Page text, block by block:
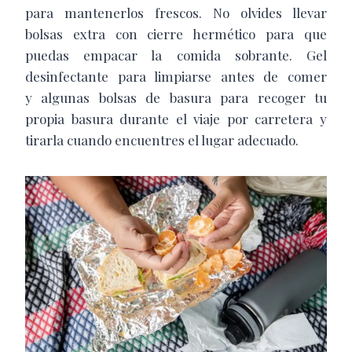
para mantenerlos frescos. No olvides llevar
bolsas extra con cierre hermético para que
puedas empacar la comida sobrante. Gel
desinfectante para limpiarse antes de comer
y algunas bolsas de basura para recoger tu
propia basura durante el viaje por carretera y
tirarla cuando encuentres el lugar adecuado.